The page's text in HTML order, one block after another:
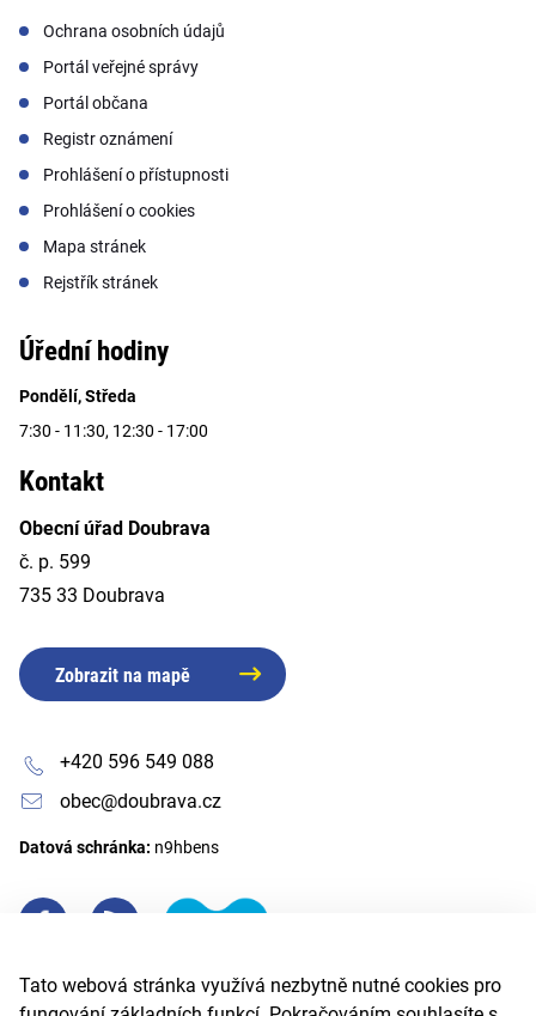
Tato webová stránka využívá nezbytně nutné cookies pro
Ochrana osobních údajů
Portál veřejné správy
Portál občana
Registr oznámení
Prohlášení o přístupnosti
Prohlášení o cookies
Mapa stránek
Rejstřík stránek
Úřední hodiny
Pondělí, Středa
7:30 - 11:30, 12:30 - 17:00
Kontakt
Obecní úřad Doubrava
č. p. 599
735 33 Doubrava
Zobrazit na mapě
+420 596 549 088
obec@doubrava.cz
Datová schránka: n9hbens